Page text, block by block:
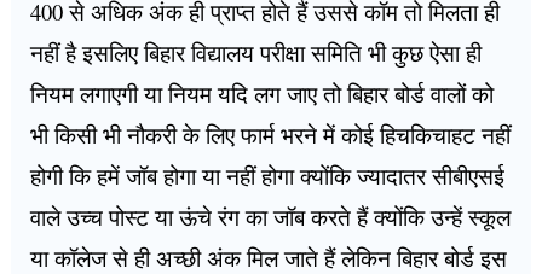
400 से अधिक अंक ही प्राप्त होते हैं उससे कॉम तो मिलता ही
नहीं है इसलिए बिहार विद्यालय परीक्षा समिति भी कुछ ऐसा ही
नियम लगाएगी या नियम यदि लग जाए तो बिहार बोर्ड वालों को
भी किसी भी नौकरी के लिए फार्म भरने में कोई हिचकिचाहट नहीं
होगी कि हमें जॉब होगा या नहीं होगा क्योंकि ज्यादातर सीबीएसई
वाले उच्च पोस्ट या ऊंचे रंग का जॉब करते हैं क्योंकि उन्हें स्कूल
या कॉलेज से ही अच्छी अंक मिल जाते हैं लेकिन बिहार बोर्ड इस